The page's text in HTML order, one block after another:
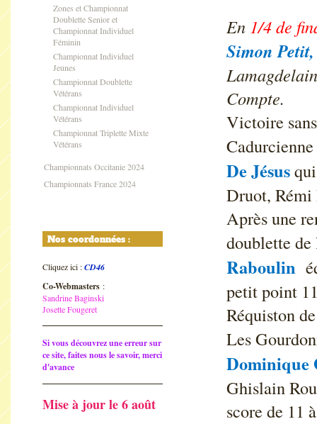
Zones et Championnat
Doublette Senior et
Championnat Individuel
Féminin
Championnat Individuel
Jeunes
Championnat Doublette
Vétérans
Championnat Individuel
Vétérans
Championnat Triplette Mixte
Vétérans
Championnats Occitanie 2024
Championnats France 2024
Nos coordonnées :
Cliquez ici :CD46
Co-Webmasters :
Sandrine Baginski
Josette Fougeret
Si vous découvrez une erreur sur
ce site, faites nous le savoir, merci
d'avance
Mise à jour le 6 août
En 1/4 de
Simon
Compte.
Victoire
Cadurcienne
De Jésus
Druot, Rémi
Après une
doublette
Raboulin
petit point
Réquiston
Les
Dominique
Ghislain
score de 11